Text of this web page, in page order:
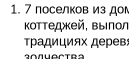
7 поселков из
коттеджей,
традициях